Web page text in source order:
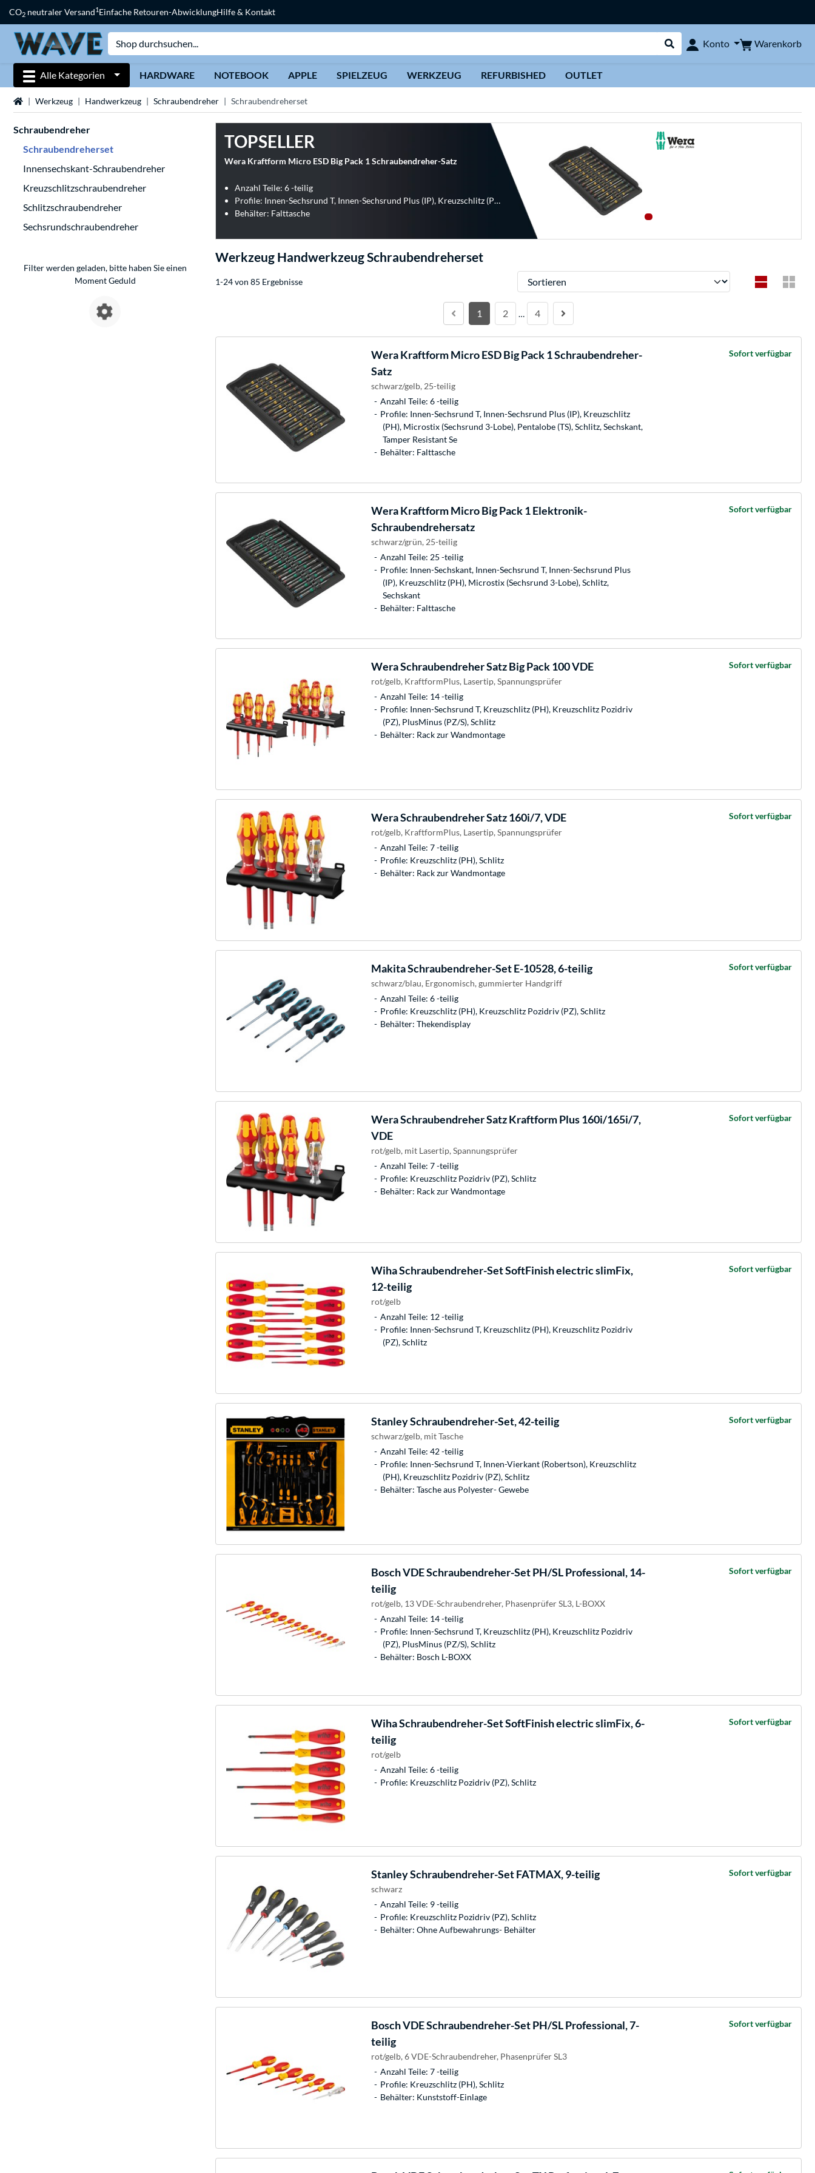
CO2 neutraler Versand1Einfache Retouren-AbwicklungHilfe & Kontakt
Suche durchführen
Konto Warenkorb
Alle Kategorien HARDWARE NOTEBOOK APPLE SPIELZEUG WERKZEUG REFURBISHED OUTLET
StartseiteWerkzeug Handwerkzeug Schraubendreher Schraubendreherset
Schraubendreher
Schraubendreherset
Innensechskant-Schraubendreher
Kreuzschlitzschraubendreher
Schlitzschraubendreher
Sechsrundschraubendreher
Filter werden geladen, bitte haben Sie einen
Moment Geduld
TOPSELLER
Wera Kraftform Micro ESD Big Pack 1 Schraubendreher-Satz
Anzahl Teile: 6 -teilig
Profile: Innen-Sechsrund T, Innen-Sechsrund Plus (IP), Kreuzschlitz (PH), Microstix (Sechsrund 3-Lobe), Pentalobe (TS), Schlitz, Sechskant, Tamper Resistant Se
Behälter: Falttasche
Werkzeug Handwerkzeug Schraubendreherset
1-24 von 85 Ergebnisse Sortieren
1 2 … 4
WeraKraftform Micro ESD Big Pack 1 Schraubendreher-
Satz
schwarz/gelb, 25-teilig
Anzahl Teile: 6 -teilig
Profile: Innen-Sechsrund T, Innen-Sechsrund Plus (IP), Kreuzschlitz
(PH), Microstix (Sechsrund 3-Lobe), Pentalobe (TS), Schlitz, Sechskant,
Tamper Resistant Se
Behälter: Falttasche
Sofort verfügbar
WeraKraftform Micro Big Pack 1 Elektronik-
Schraubendrehersatz
schwarz/grün, 25-teilig
Anzahl Teile: 25 -teilig
Profile: Innen-Sechskant, Innen-Sechsrund T, Innen-Sechsrund Plus
(IP), Kreuzschlitz (PH), Microstix (Sechsrund 3-Lobe), Schlitz,
Sechskant
Behälter: Falttasche
Sofort verfügbar
WeraSchraubendreher Satz Big Pack 100 VDE
rot/gelb, KraftformPlus, Lasertip, Spannungsprüfer
Anzahl Teile: 14 -teilig
Profile: Innen-Sechsrund T, Kreuzschlitz (PH), Kreuzschlitz Pozidriv
(PZ), PlusMinus (PZ/S), Schlitz
Behälter: Rack zur Wandmontage
Sofort verfügbar
WeraSchraubendreher Satz 160i/7, VDE
rot/gelb, KraftformPlus, Lasertip, Spannungsprüfer
Anzahl Teile: 7 -teilig
Profile: Kreuzschlitz (PH), Schlitz
Behälter: Rack zur Wandmontage
Sofort verfügbar
MakitaSchraubendreher-Set E-10528, 6-teilig
schwarz/blau, Ergonomisch, gummierter Handgriff
Anzahl Teile: 6 -teilig
Profile: Kreuzschlitz (PH), Kreuzschlitz Pozidriv (PZ), Schlitz
Behälter: Thekendisplay
Sofort verfügbar
WeraSchraubendreher Satz Kraftform Plus 160i/165i/7,
VDE
rot/gelb, mit Lasertip, Spannungsprüfer
Anzahl Teile: 7 -teilig
Profile: Kreuzschlitz Pozidriv (PZ), Schlitz
Behälter: Rack zur Wandmontage
Sofort verfügbar
WihaSchraubendreher-Set SoftFinish electric slimFix,
12-teilig
rot/gelb
Anzahl Teile: 12 -teilig
Profile: Innen-Sechsrund T, Kreuzschlitz (PH), Kreuzschlitz Pozidriv
(PZ), Schlitz
Sofort verfügbar
StanleySchraubendreher-Set, 42-teilig
schwarz/gelb, mit Tasche
Anzahl Teile: 42 -teilig
Profile: Innen-Sechsrund T, Innen-Vierkant (Robertson), Kreuzschlitz
(PH), Kreuzschlitz Pozidriv (PZ), Schlitz
Behälter: Tasche aus Polyester- Gewebe
Sofort verfügbar
BoschVDE Schraubendreher-Set PH/SL Professional, 14-
teilig
rot/gelb, 13 VDE-Schraubendreher, Phasenprüfer SL3, L-BOXX
Anzahl Teile: 14 -teilig
Profile: Innen-Sechsrund T, Kreuzschlitz (PH), Kreuzschlitz Pozidriv
(PZ), PlusMinus (PZ/S), Schlitz
Behälter: Bosch L-BOXX
Sofort verfügbar
WihaSchraubendreher-Set SoftFinish electric slimFix, 6-
teilig
rot/gelb
Anzahl Teile: 6 -teilig
Profile: Kreuzschlitz Pozidriv (PZ), Schlitz
Sofort verfügbar
StanleySchraubendreher-Set FATMAX, 9-teilig
schwarz
Anzahl Teile: 9 -teilig
Profile: Kreuzschlitz Pozidriv (PZ), Schlitz
Behälter: Ohne Aufbewahrungs- Behälter
Sofort verfügbar
BoschVDE Schraubendreher-Set PH/SL Professional, 7-
teilig
rot/gelb, 6 VDE-Schraubendreher, Phasenprüfer SL3
Anzahl Teile: 7 -teilig
Profile: Kreuzschlitz (PH), Schlitz
Behälter: Kunststoff-Einlage
Sofort verfügbar